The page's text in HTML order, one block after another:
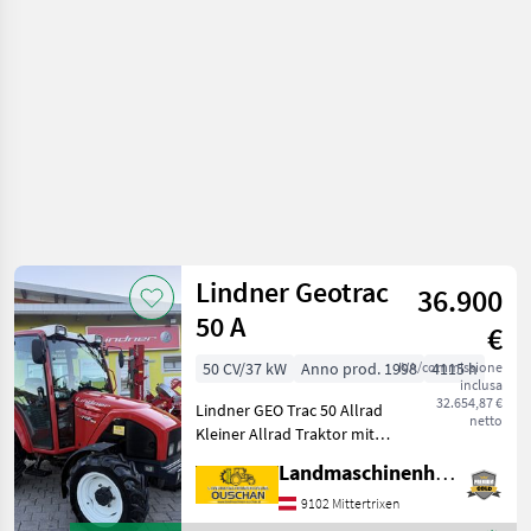
Lindner Geotrac
50 A
36.900
€
IVA/commissione
inclusa
32.654,87 €
netto
50 CV/37 kW Anno prod. 1998
4115 h
Lindner GEO Trac 50 Allrad
Kleiner Allrad Traktor mit
Hubwerk mit
Aussenliegenden
Landmaschinenhandel Ouschan Anton
9102 Mittertrixen